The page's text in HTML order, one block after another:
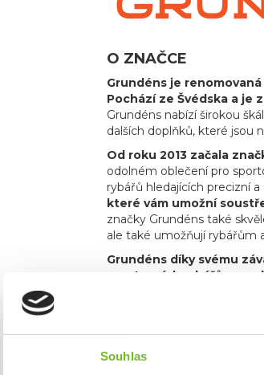
Souhlas
O ZNAČCE
Grundéns je
Pochází ze Švédska a je
Grundéns nabízí širokou
dalších doplňků, které jsou
Od roku 2013 začala
odolném oblečení pro
rybářů hledajících precizní
které vám umožní
značky Grundéns také
ale také umožňují rybářům
Grundéns díky svému
sportovních rybářů po
udrží v suchu, teple a
Společnost MORIS